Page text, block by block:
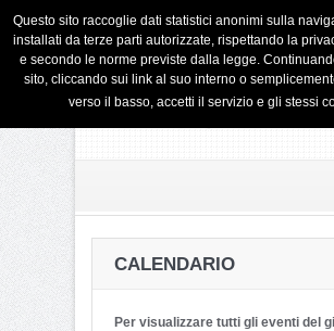
CALENDARIO
Per visualizzare tutti gli eventi del
Questo sito raccoglie dati statistici anonimi sulla
installati da terze parti autorizzate, rispettando la
e secondo le norme previste dalla legge.
sito, cliccando sui link al suo interno o
verso il basso, accetti il servizio e gli stessi